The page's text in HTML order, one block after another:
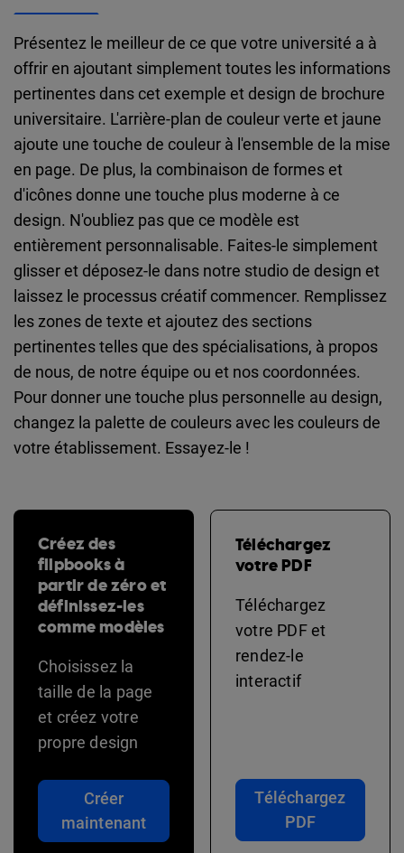
Présentez le meilleur de ce que votre université a à
offrir en ajoutant simplement toutes les informations
pertinentes dans cet exemple et design de brochure
universitaire. L'arrière-plan de couleur verte et jaune
ajoute une touche de couleur à l'ensemble de la mise
en page. De plus, la combinaison de formes et
d'icônes donne une touche plus moderne à ce
design. N'oubliez pas que ce modèle est
entièrement personnalisable. Faites-le simplement
glisser et déposez-le dans notre studio de design et
laissez le processus créatif commencer. Remplissez
les zones de texte et ajoutez des sections
pertinentes telles que des spécialisations, à propos
de nous, de notre équipe ou et nos coordonnées.
Pour donner une touche plus personnelle au design,
changez la palette de couleurs avec les couleurs de
votre établissement. Essayez-le !
Créez des
flipbooks à
partir de zéro et
définissez-les
comme modèles
Choisissez la
taille de la page
et créez votre
propre design
Créer
maintenant
Téléchargez
votre PDF
Téléchargez
votre PDF et
rendez-le
interactif
Téléchargez
PDF